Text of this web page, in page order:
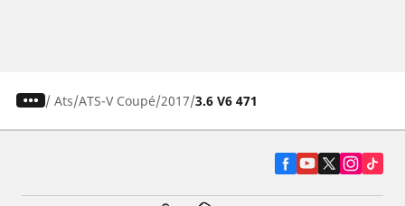
/ Ats ATS-V Coupé 2017 3.6 V6 471